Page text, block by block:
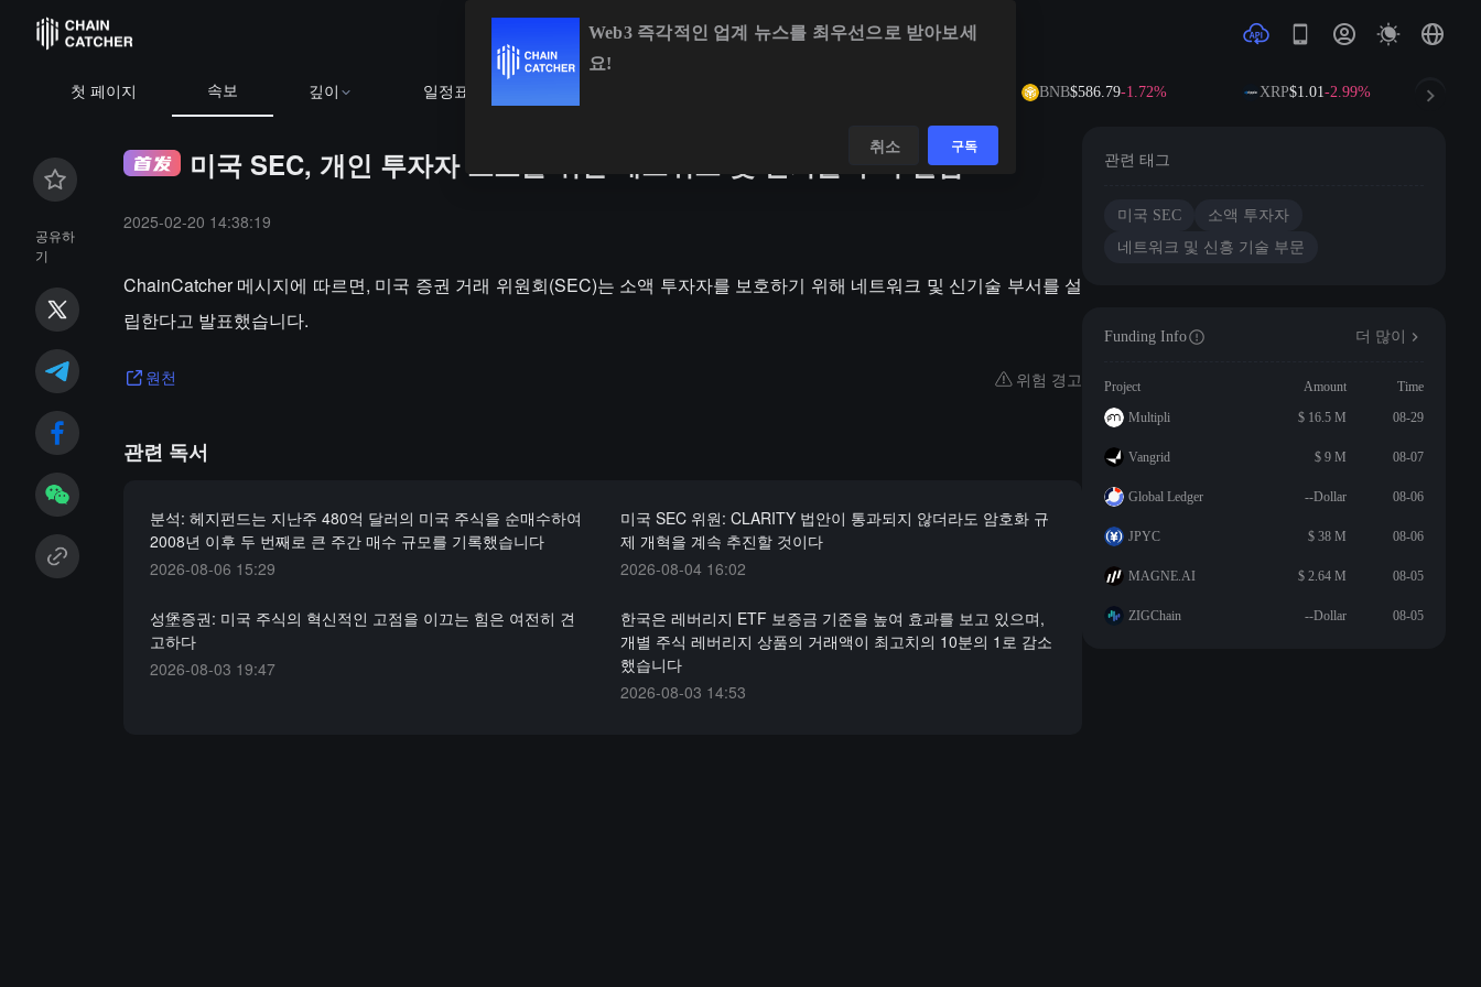
첫 페이지 속보 깊이 일정표 BNB$586.79-1.72% XRP$1.01-2.99%
공유하
기
미국 SEC, 개인 투자자 보호를 위한 네트워크 및 신기술 부서 설립
2025-02-20 14:38:19
ChainCatcher 메시지에 따르면, 미국 증권 거래 위원회(SEC)는 소액 투자자를 보호하기 위해 네트워크 및 신기술 부서를 설
립한다고 발표했습니다.
원천 위험 경고
관련 독서
분석: 헤지펀드는 지난주 480억 달러의 미국 주식을 순매수하여
2008년 이후 두 번째로 큰 주간 매수 규모를 기록했습니다
2026-08-06 15:29
미국 SEC 위원: CLARITY 법안이 통과되지 않더라도 암호화 규
제 개혁을 계속 추진할 것이다
2026-08-04 16:02
성堡증권: 미국 주식의 혁신적인 고점을 이끄는 힘은 여전히 견
고하다
2026-08-03 19:47
한국은 레버리지 ETF 보증금 기준을 높여 효과를 보고 있으며,
개별 주식 레버리지 상품의 거래액이 최고치의 10분의 1로 감소
했습니다
2026-08-03 14:53
관련 태그
미국 SEC
소액 투자자
네트워크 및 신흥 기술 부문
Funding Info 더 많이
Project Amount
Time
Multipli
$ 16.5 M 08-29
Vangrid $ 9 M 08-07
Global Ledger --Dollar 08-06
JPYC $ 38 M 08-06
MAGNE.AI $ 2.64 M 08-05
ZIGChain --Dollar 08-05
Web3 즉각적인 업계 뉴스를 최우선으로 받아보세
요!
취소 구독